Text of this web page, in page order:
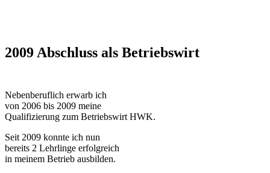
2009 Abschluss als Betriebswirt
Nebenberuflich erwarb ich
von 2006 bis 2009 meine
Qualifizierung zum Betriebswirt HWK.
Seit 2009 konnte ich nun
bereits 2 Lehrlinge erfolgreich
in meinem Betrieb ausbilden.